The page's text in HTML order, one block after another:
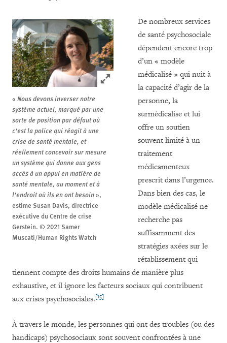
Click to expand Image
« Nous devons inverser notre
système actuel, marqué par une
sorte de position par défaut où
c’est la police qui réagit à une
crise de santé mentale, et
réellement concevoir sur mesure
un système qui donne aux gens
accès à un appui en matière de
santé mentale, au moment et à
l’endroit où ils en ont besoin»,
estime Susan Davis, directrice
exécutive du Centre de crise
Gerstein. © 2021 Samer
Muscati/Human Rights Watch
De nombreux services
de santé psychosociale
dépendent encore trop
d’un « modèle
médicalisé » qui nuit à
la capacité d’agir de la
personne, la
surmédicalise et lui
offre un soutien
souvent limité à un
traitement
médicamenteux
prescrit dans l’urgence.
Dans bien des cas, le
modèle médicalisé ne
recherche pas
suffisamment des
stratégies axées sur le
rétablissement qui
tiennent compte des droits humains de manière plus
exhaustive, et il ignore les facteurs sociaux qui contribuent
aux crises psychosociales.[15]
À travers le monde, les personnes qui ont des troubles (ou des
handicaps) psychosociaux sont souvent confrontées à une